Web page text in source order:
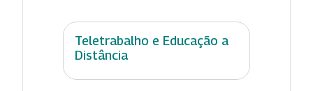
Teletrabalho e Educação a
Distância